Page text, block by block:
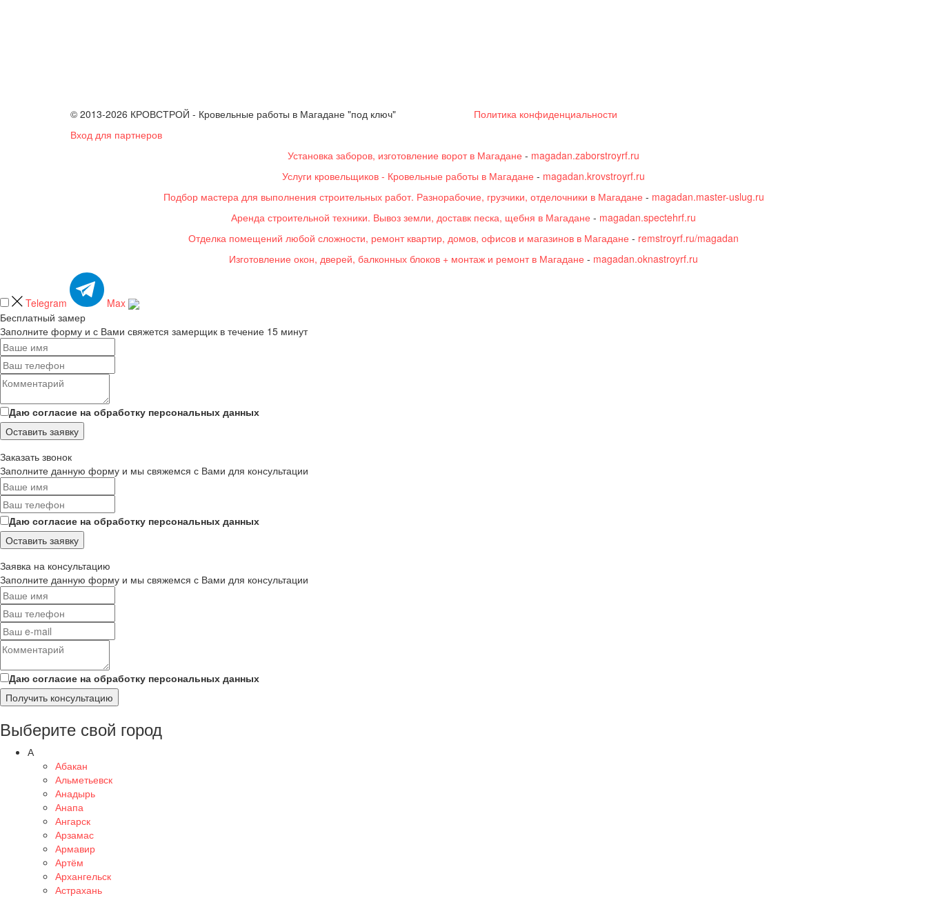
© 2013-2026 КРОВСТРОЙ - Кровельные работы в Магадане "под ключ"
Вход для партнеров
Политика конфиденциальности
Установка заборов, изготовление ворот в Магадане - magadan.zaborstroyrf.ru
Услуги кровельщиков - Кровельные работы в Магадане - magadan.krovstroyrf.ru
Подбор мастера для выполнения строительных работ. Разнорабочие, грузчики, отделочники в Магадане - magadan.master-uslug.ru
Аренда строительной техники. Вывоз земли, доставк песка, щебня в Магадане - magadan.spectehrf.ru
Отделка помещений любой сложности, ремонт квартир, домов, офисов и магазинов в Магадане - remstroyrf.ru/magadan
Изготовление окон, дверей, балконных блоков + монтаж и ремонт в Магадане - magadan.oknastroyrf.ru
Telegram
Max
Бесплатный замер
Заполните форму и с Вами свяжется замерщик в течение 15 минут
Даю согласие на обработку персональных данных
Оставить заявку
Заказать звонок
Заполните данную форму и мы свяжемся с Вами для консультации
Даю согласие на обработку персональных данных
Оставить заявку
Заявка на консультацию
Заполните данную форму и мы свяжемся с Вами для консультации
Даю согласие на обработку персональных данных
Получить консультацию
Выберите свой город
А
Абакан
Альметьевск
Анадырь
Анапа
Ангарск
Арзамас
Армавир
Артём
Архангельск
Астрахань